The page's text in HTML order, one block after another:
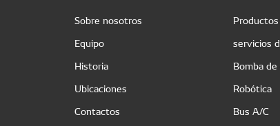
Sobre nosotros
Equipo
Historia
Ubicaciones
Contactos
servicios
Bomba
Robótica
Bus A/C